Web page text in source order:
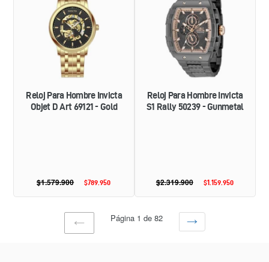
INVICTA
OBJET
D
ART
69121
-
GOLD
Reloj Para Hombre Invicta
Objet D Art 69121 - Gold
Precio
$789.950
Precio
$1.579.900
INVICTA
S1
RALLY
50239
-
GUNMETAL
Reloj Para Hombre Invicta
S1 Rally 50239 - Gunmetal
Precio
$1.159.950
Precio
$2.319.900
PAGINA
Página 1 de 82
SIGUIENTE